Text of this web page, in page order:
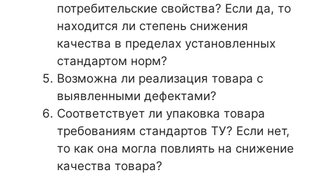
потребительские свойства? Если да, то
находится ли степень снижения
качества в пределах установленных
стандартом норм?
Возможна ли реализация товара с
выявленными дефектами?
Соответствует ли упаковка товара
требованиям стандартов ТУ? Если нет,
то как она могла повлиять на снижение
качества товара?